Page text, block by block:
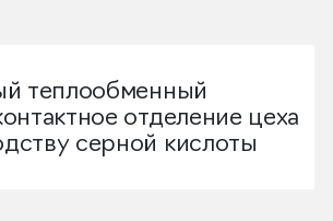
теплообменный
отделение цеха
серной кислоты